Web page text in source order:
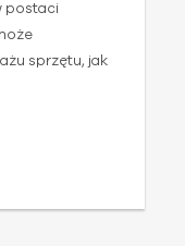
postaci
sprzętu, jak